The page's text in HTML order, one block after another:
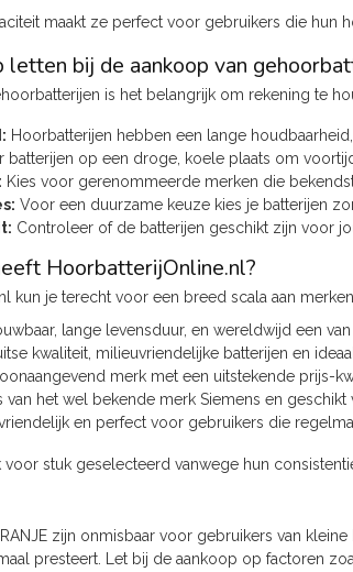
maakt ze perfect voor gebruikers die hun
bij de aankoop van
is het belangrijk om rekening te
Hoorbatterijen hebben een lange
batterijen op een droge, koele plaats om
Kies voor gerenommeerde merken die
Voor een duurzame keuze kies je batterijen
Controleer of de batterijen geschikt zijn voor
HoorbatterijOnline.nl?
kun je terecht voor een breed scala aan
lange levensduur, en wereldwijd een
kwaliteit, milieuvriendelijke batterijen en
merk met een uitstekende prijs-
van het wel bekende merk Siemens en
en perfect voor gebruikers die
voor stuk geselecteerd vanwege hun
zijn onmisbaar voor gebruikers van
presteert. Let bij de aankoop op factoren